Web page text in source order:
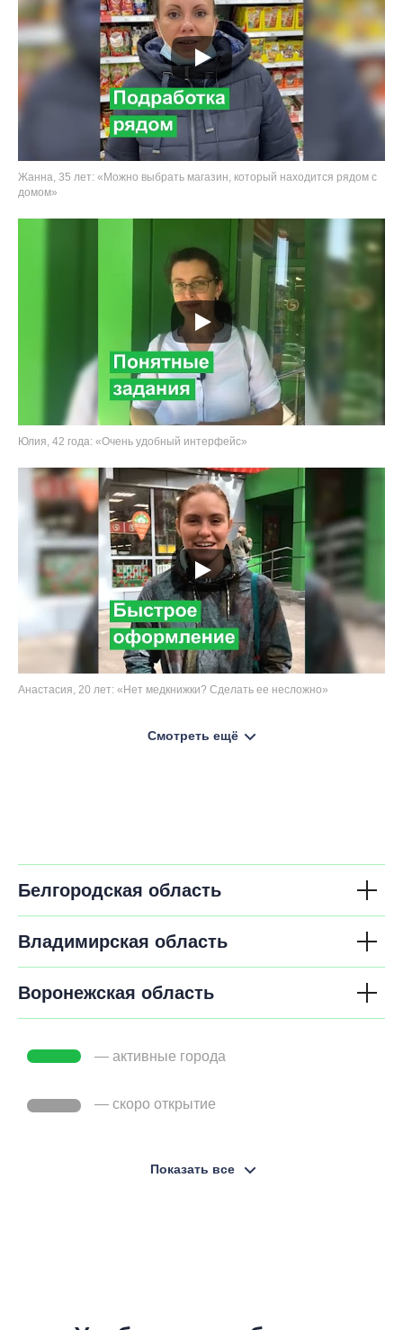
Жанна, 35 лет: «Можно выбрать магазин, который находится рядом с
домом»
Юлия, 42 года: «Очень удобный интерфейс»
Анастасия, 20 лет: «Нет медкнижки? Сделать ее несложно»
Смотреть ещё
Белгородская область
Владимирская область
Воронежская область
— активные города
— cкоро открытие
Показать все